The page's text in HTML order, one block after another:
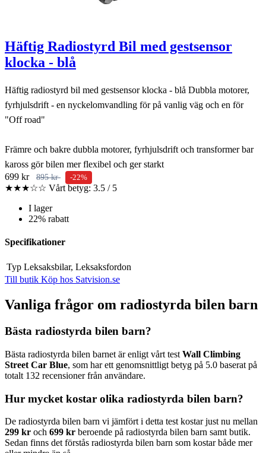
Häftig Radiostyrd Bil med gestsensor
klocka - blå
Häftig radiostyrd bil med gestsensor klocka - blå Dubbla motorer,
fyrhjulsdrift - en nyckelomvandling för på vanlig väg och en för
"Off road"
Främre och bakre dubbla motorer, fyrhjulsdrift och transformer bar
kaross gör bilen mer flexibel och ger starkt
699 kr
895 kr -22%
★★★☆☆ Vårt betyg: 3.5 / 5
I lager
22% rabatt
Specifikationer
Typ Leksaksbilar, Leksaksfordon
Till butik Köp hos Satvision.se
Vanliga frågor om radiostyrda bilen barn
Bästa radiostyrda bilen barn?
Bästa radiostyrda bilen barnet är enligt vårt test Wall Climbing
Street Car Blue, som har ett genomsnittligt betyg på 5.0 baserat på
totalt 132 recensioner från användare.
Hur mycket kostar olika radiostyrda bilen barn?
De radiostyrda bilen barn vi jämfört i detta test kostar just nu mellan
299 kr och 699 kr beroende på radiostyrda bilen barn samt butik.
Sedan finns det förstås radiostyrda bilen barn som kostar både mer